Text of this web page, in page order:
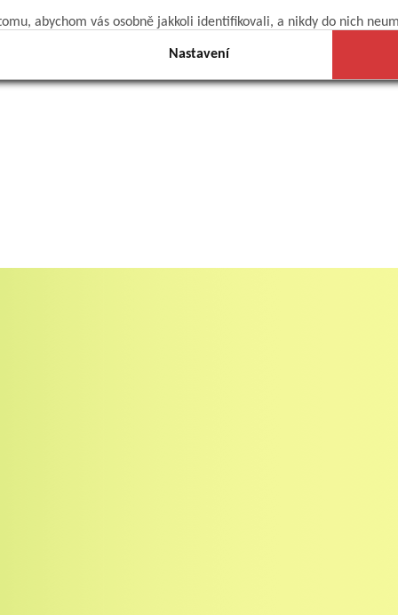
abychom vás osobně jakkoli identifikovali, a nikdy do nich
Nastavení